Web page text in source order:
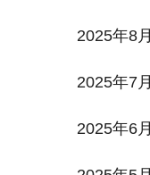
2025年8月
2025年7月
2025年6月